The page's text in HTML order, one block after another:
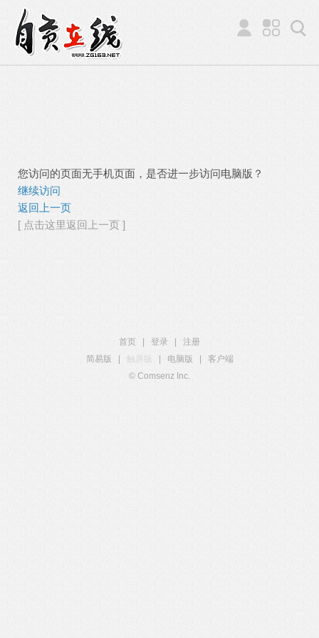
您访问的页面无手机页面，是否进一步访问电脑版？
继续访问
返回上一页
[ 点击这里返回上一页 ]
首页 登录
注册
简易版
触屏版 电脑版
客户端
© Comsenz Inc.